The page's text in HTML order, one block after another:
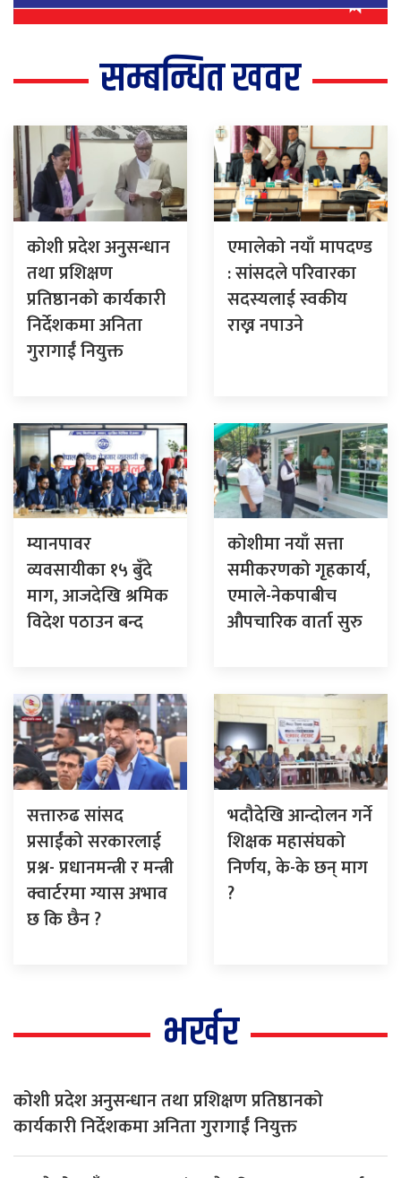
सम्बन्धित खवर
कोशी प्रदेश अनुसन्धान
तथा प्रशिक्षण
प्रतिष्ठानको कार्यकारी
निर्देशकमा अनिता
गुरागाईं नियुक्त
एमालेको नयाँ मापदण्ड
: सांसदले परिवारका
सदस्यलाई स्वकीय
राख्न नपाउने
म्यानपावर
व्यवसायीका १५ बुँदे
माग, आजदेखि श्रमिक
विदेश पठाउन बन्द
कोशीमा नयाँ सत्ता
समीकरणको गृहकार्य,
एमाले-नेकपाबीच
औपचारिक वार्ता सुरु
सत्तारुढ सांसद
प्रसाईंको सरकारलाई
प्रश्न- प्रधानमन्त्री र मन्त्री
क्वार्टरमा ग्यास अभाव
छ कि छैन ?
भदौदेखि आन्दोलन गर्ने
शिक्षक महासंघको
निर्णय, के-के छन् माग
?
भर्खर
कोशी प्रदेश अनुसन्धान तथा प्रशिक्षण प्रतिष्ठानको
कार्यकारी निर्देशकमा अनिता गुरागाईं नियुक्त